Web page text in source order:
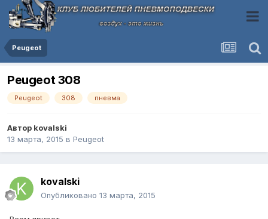
Peugeot
Peugeot 308
Peugeot 308 пневма
Автор kovalski
13 марта, 2015 в Peugeot
kovalski
Опубликовано 13 марта, 2015